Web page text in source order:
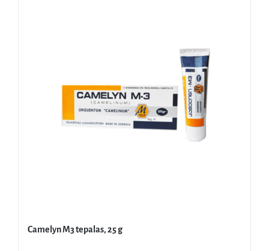
Camelyn M3 tepalas, 25 g